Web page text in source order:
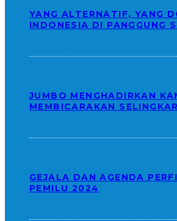
YANG ALTERNATIF, YANG
INDONESIA DI PANGGUNG
JUMBO MENGHADIRKAN
MEMBICARAKAN
GEJALA DAN AGENDA
PEMILU 2024